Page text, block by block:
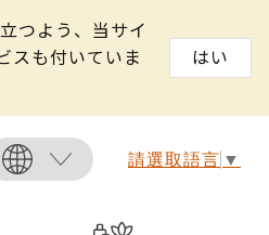
つよう、当サイ
スも付いていま
はい
請選取語言 ▼